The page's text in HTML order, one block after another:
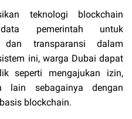
teknologi blockchain
pemerintah untuk
dan transparansi dalam
ini, warga Dubai dapat
seperti mengajukan izin,
lain sebagainya dengan
blockchain.